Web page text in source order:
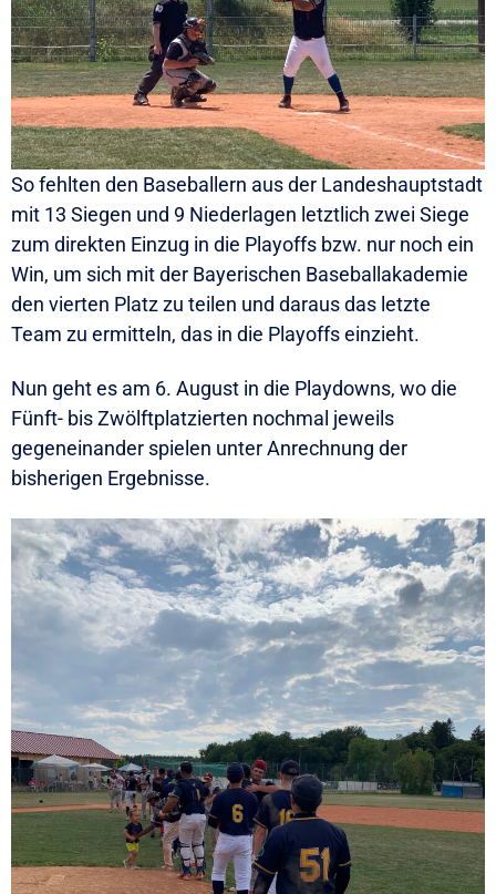
So fehlten den Baseballern aus der Landeshauptstadt
mit 13 Siegen und 9 Niederlagen letztlich zwei Siege
zum direkten Einzug in die Playoffs bzw. nur noch ein
Win, um sich mit der Bayerischen Baseballakademie
den vierten Platz zu teilen und daraus das letzte
Team zu ermitteln, das in die Playoffs einzieht.
Nun geht es am 6. August in die Playdowns, wo die
Fünft- bis Zwölftplatzierten nochmal jeweils
gegeneinander spielen unter Anrechnung der
bisherigen Ergebnisse.